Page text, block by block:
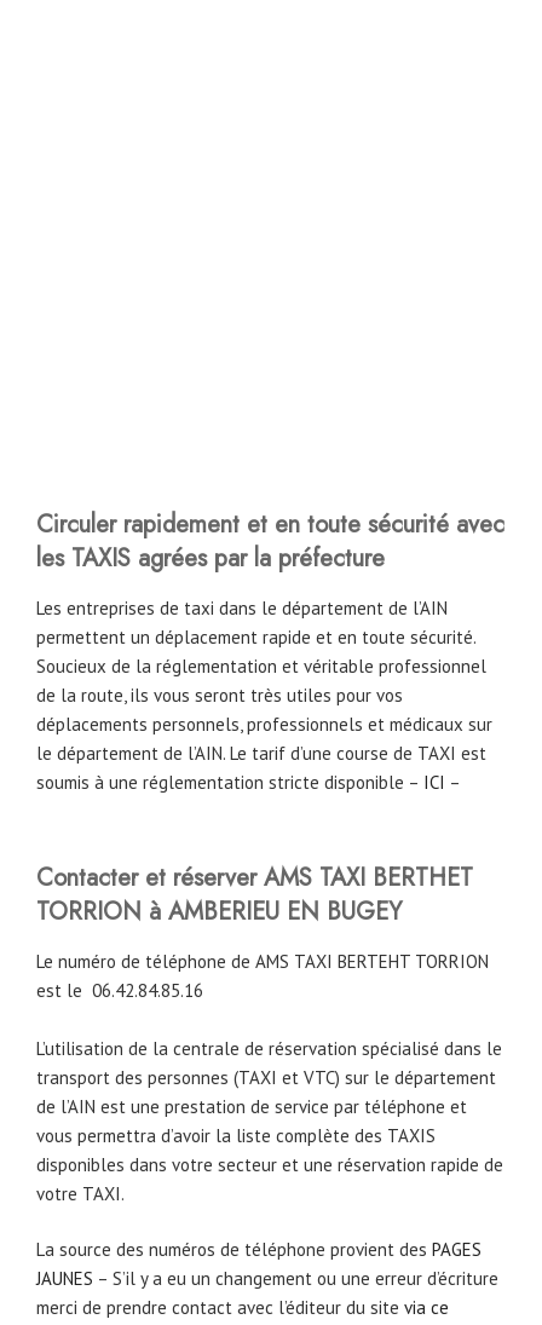
Circuler rapidement et en toute sécurité avec
les TAXIS agrées par la préfecture
Les entreprises de taxi dans le département de l’AIN
permettent un déplacement rapide et en toute sécurité.
Soucieux de la réglementation et véritable professionnel
de la route, ils vous seront très utiles pour vos
déplacements personnels, professionnels et médicaux sur
le département de l’AIN. Le tarif d’une course de TAXI est
soumis à une réglementation stricte disponible – ICI –
Contacter et réserver AMS TAXI BERTHET
TORRION à AMBERIEU EN BUGEY
Le numéro de téléphone de AMS TAXI BERTEHT TORRION
est le 06.42.84.85.16
L’utilisation de la centrale de réservation spécialisé dans le
transport des personnes (TAXI et VTC) sur le département
de l’AIN est une prestation de service par téléphone et
vous permettra d’avoir la liste complète des TAXIS
disponibles dans votre secteur et une réservation rapide de
votre TAXI.
La source des numéros de téléphone provient des PAGES
JAUNES – S’il y a eu un changement ou une erreur d’écriture
merci de prendre contact avec l’éditeur du site via ce